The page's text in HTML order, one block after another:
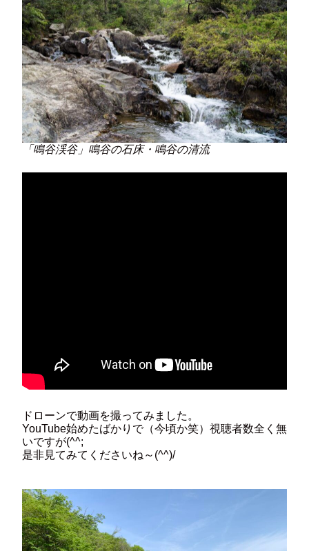
「鳴谷渓谷」鳴谷の石床・鳴谷の清流
ドローンで動画を撮ってみました。
YouTube始めたばかりで（今頃か笑）視聴者数全く無
いですが(^^;
是非見てみてくださいね～(^^)/